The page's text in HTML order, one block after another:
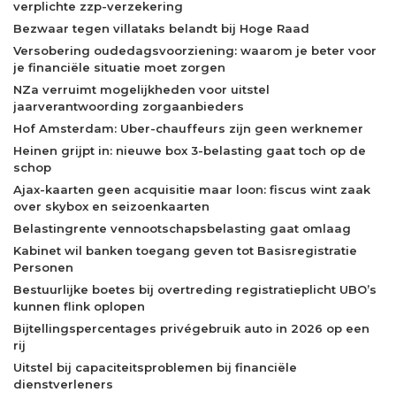
verplichte zzp-verzekering
Bezwaar tegen villataks belandt bij Hoge Raad
Versobering oudedagsvoorziening: waarom je beter voor
je financiële situatie moet zorgen
NZa verruimt mogelijkheden voor uitstel
jaarverantwoording zorgaanbieders
Hof Amsterdam: Uber-chauffeurs zijn geen werknemer
Heinen grijpt in: nieuwe box 3-belasting gaat toch op de
schop
Ajax-kaarten geen acquisitie maar loon: fiscus wint zaak
over skybox en seizoenkaarten
Belastingrente vennootschapsbelasting gaat omlaag
Kabinet wil banken toegang geven tot Basisregistratie
Personen
Bestuurlijke boetes bij overtreding registratieplicht UBO’s
kunnen flink oplopen
Bijtellingspercentages privégebruik auto in 2026 op een
rij
Uitstel bij capaciteitsproblemen bij financiële
dienstverleners